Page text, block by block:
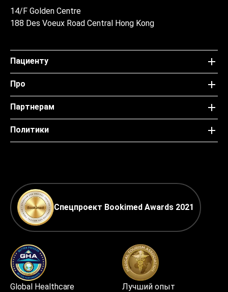
14/F Golden Centre
188 Des Voeux Road Central Hong Kong
Пациенту
Про
Партнерам
Политики
Спецпроект Bookimed Awards 2021
Global Healthcare
Лучший опыт